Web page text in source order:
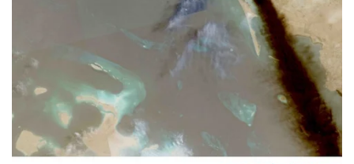
Pháp luật
Tin nóng
Tư vấn luật
Quân sự - Quốc phòng
Vũ khí